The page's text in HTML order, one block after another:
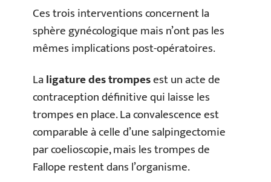
Ces trois interventions concernent la
sphère gynécologique mais n’ont pas les
mêmes implications post-opératoires.
Laligature des trompesest un acte de
contraception définitive qui laisse les
trompes en place. La convalescence est
comparable à celle d’une salpingectomie
par coelioscopie, mais les trompes de
Fallope restent dans l’organisme.